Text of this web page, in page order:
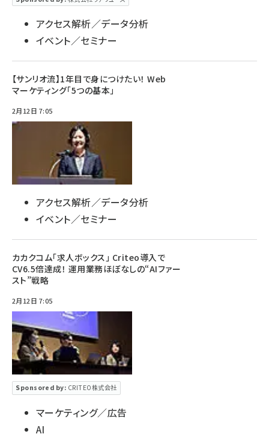
アクセス解析／データ分析
イベント／セミナー
【サンリオ流】1年目で身につけたい！ Web
マーケティング「5つの基本」
2月12日 7:05
アクセス解析／データ分析
イベント／セミナー
カカクコム「求人ボックス」 Criteo導入で
CV6.5倍達成！ 運用業務ほぼなしの“AIファー
スト”戦略
2月12日 7:05
Sponsored by: CRITEO株式会社
マーケティング／広告
AI